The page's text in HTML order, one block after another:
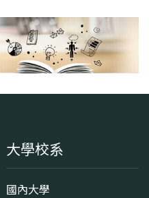
大學校系
國內大學